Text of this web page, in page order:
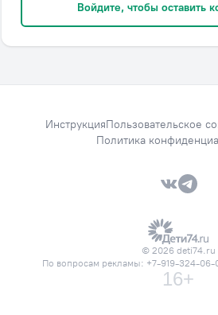
Войдите, чтобы оставить
ИнструкцияПользовательское
Политика
VK —
© 2026 deti74.ru
По вопросам рекламы: +7-919-324-06-
16+